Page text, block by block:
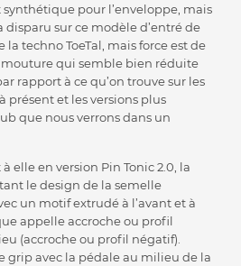
pour l’enveloppe, mais
sur ce modèle d’entré de
techno ToeTal, mais force est de
mouture qui semble bien réduite
rapport à ce qu’on trouve sur les
présent et les versions plus
que nous verrons dans un
elle en version Pin Tonic 2.0, la
le design de la semelle
un motif extrudé à l’avant et à
appelle accroche ou profil
(accroche ou profil négatif).
grip avec la pédale au milieu de la